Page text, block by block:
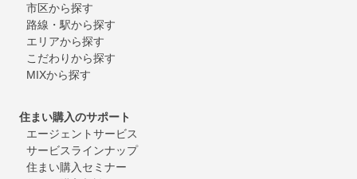
市区から探す
路線・駅から探す
エリアから探す
こだわりから探す
MIXから探す
住まい購入のサポート
エージェントサービス
サービスラインナップ
住まい購入セミナー